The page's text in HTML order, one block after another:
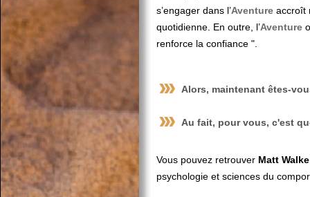
s’engager dans l’Aventure accroît
quotidienne. En outre, l’Aventure
renforce la confiance ".
Alors, maintenant êtes-
Au fait, pour vous, c'est
Vous pouvez retrouver Matt
psychologie et sciences du